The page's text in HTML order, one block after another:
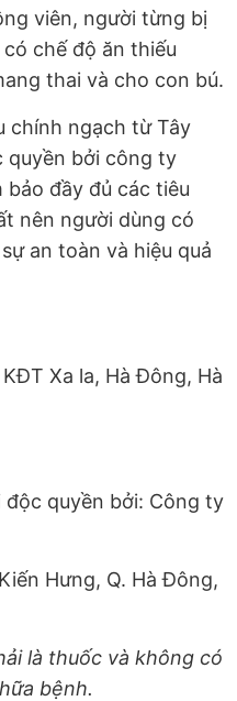
viên, người từng bị
chế độ ăn thiếu
thai và cho con bú.
chính ngạch từ Tây
quyền bởi công ty
bảo đầy đủ các tiêu
nên người dùng có
an toàn và hiệu quả
Xa la, Hà Đông, Hà
quyền bởi: Công ty
Hưng, Q. Hà Đông,
là thuốc và không có
bệnh.